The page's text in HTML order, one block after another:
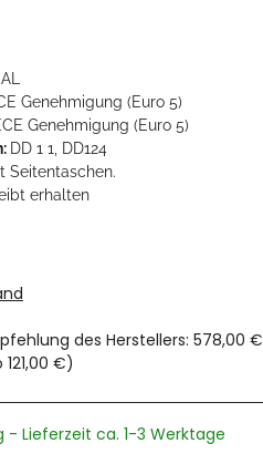
Genehmigung (Euro 5)
Genehmigung (Euro 5)
DD 1 1, DD124
Seitentaschen.
erhalten
des Herstellers: 578,00 €
121,00 €)
Lieferzeit ca. 1-3 Werktage